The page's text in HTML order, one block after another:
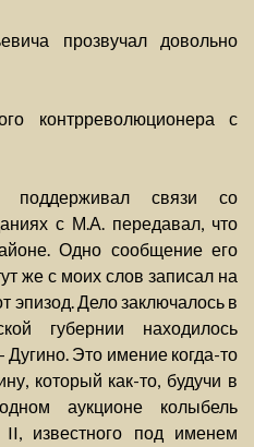
прозвучал довольно
контрреволюционера с
связи со
с М.А. передавал, что
Одно сообщение его
же с моих слов записал на
эпизод. Дело заключалось в
губернии находилось
Это имение когда-то
который как-то, будучи в
аукционе колыбель
известного под именем